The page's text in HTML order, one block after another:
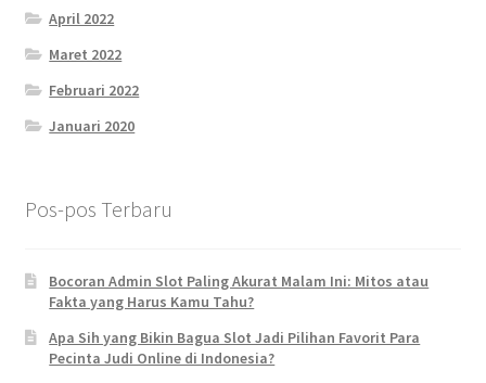
April 2022
Maret 2022
Februari 2022
Januari 2020
Pos-pos Terbaru
Bocoran Admin Slot Paling Akurat Malam Ini: Mitos atau
Fakta yang Harus Kamu Tahu?
Apa Sih yang Bikin Bagua Slot Jadi Pilihan Favorit Para
Pecinta Judi Online di Indonesia?